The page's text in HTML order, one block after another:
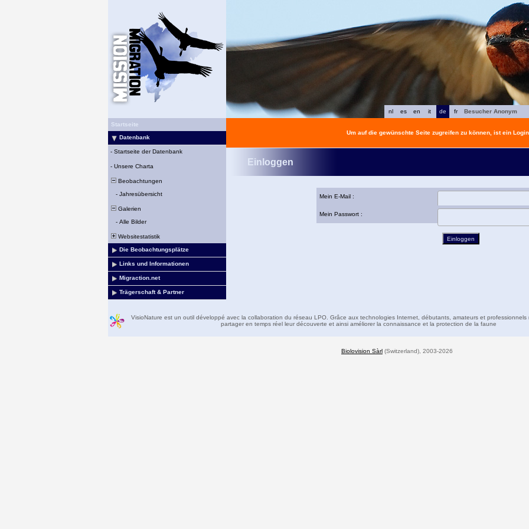
fr
de
it
en
es
nl
Besucher Anonym
Startseite
Datenbank
- Startseite der Datenbank
- Unsere Charta
Beobachtungen
- Jahresübersicht
Galerien
- Alle Bilder
Websitestatistik
Die Beobachtungsplätze
Links und Informationen
Migraction.net
Trägerschaft & Partner
Um auf die gewünschte Seite zugreifen zu können, ist ein
Einloggen
Mein E-Mail :
Mein Passwort :
VisioNature est un outil développé avec la collaboration du réseau LPO. Grâce aux technologies Internet, débutants, amateurs et professionnels
partager en temps réel leur découverte et ainsi améliorer la connaissance et la protection de la faune
Biolovision Sàrl (Switzerland), 2003-2026